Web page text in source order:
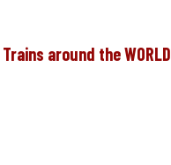
Trains around the WORLD